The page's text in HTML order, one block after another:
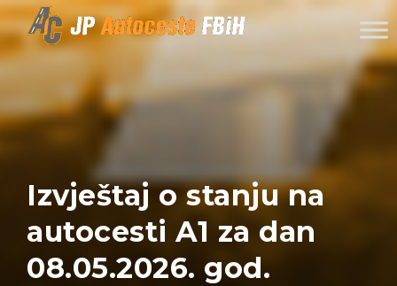
Skip to content
Izvještaj o stanju na
autocesti A1 za dan
08.05.2026. god.